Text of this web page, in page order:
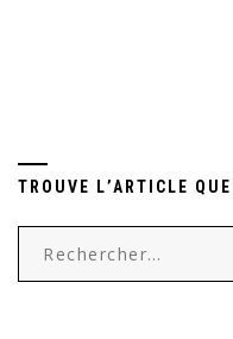
TROUVE L’ARTICLE
Rechercher :